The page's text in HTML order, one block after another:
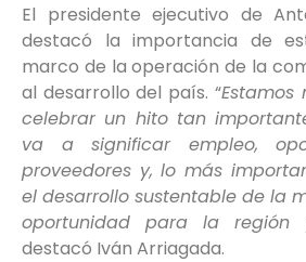
El presidente ejecutivo de
destacó la importancia de
marco de la operación de la
al desarrollo del país. “Estamos
celebrar un hito tan
va a significar empleo,
proveedores y, lo más
el desarrollo sustentable de la
oportunidad para la
destacó Iván Arriagada.